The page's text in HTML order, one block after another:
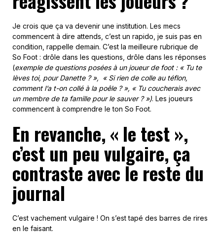
Je crois que ça va devenir une institution. Les mecs
commencent à dire attends, c’est un rapido, je suis pas en
condition, rappelle demain. C’est la meilleure rubrique de
So Foot : drôle dans les questions, drôle dans les réponses
(exemple de questions posées à un joueur de foot : « Tu te
lèves toi, pour Danette ? », « Si rien de colle au téflon,
comment l’a t-on collé à la poêle ? », « Tu coucherais avec
un membre de ta famille pour le sauver ? »). Les joueurs
commencent à comprendre le ton So Foot.
En revanche, « le test »,
c’est un peu vulgaire, ça
contraste avec le reste du
journal
C’est vachement vulgaire ! On s’est tapé des barres de rires
en le faisant.